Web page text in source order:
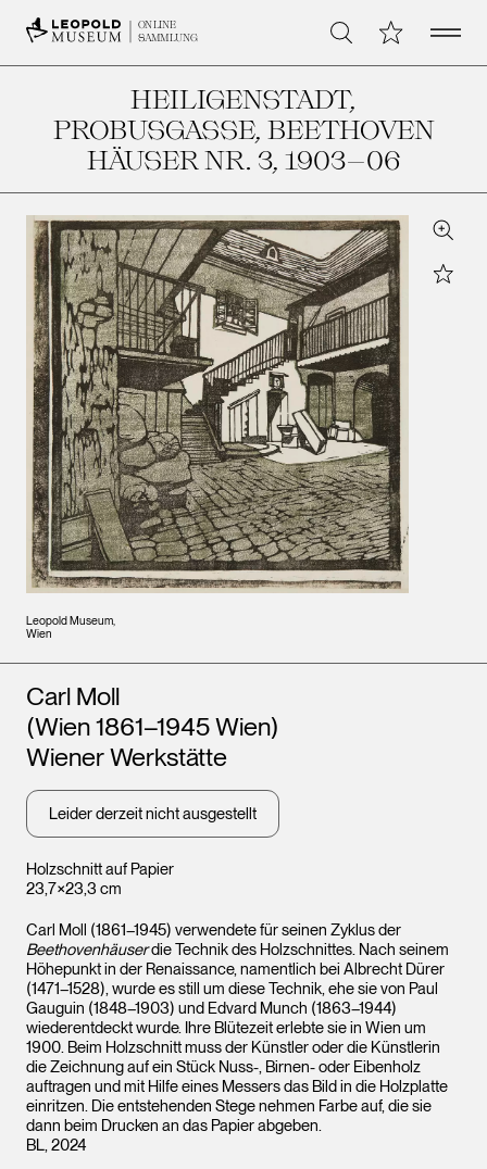
ONLINE
SAMMLUNG
Suche Meine Open
HEILIGENSTADT,
PROBUSGASSE, BEETHOVEN
HÄUSER NR. 3, 1903–06
Leopold Museum,
Wien
Zoom
Star
Holzschnitt auf Papier
23,7×23,3 cm
Künstler*innen
Carl Moll
(Wien 1861–1945 Wien)
Wiener Werkstätte
Leider derzeit nicht ausgestellt
Carl Moll (1861–1945) verwendete für seinen Zyklus der
Beethovenhäuserdie Technik des Holzschnittes. Nach seinem
Höhepunkt in der Renaissance, namentlich bei Albrecht Dürer
(1471–1528), wurde es still um diese Technik, ehe sie von Paul
Gauguin (1848–1903) und Edvard Munch (1863–1944)
wiederentdeckt wurde. Ihre Blütezeit erlebte sie in Wien um
1900. Beim Holzschnitt muss der Künstler oder die Künstlerin
die Zeichnung auf ein Stück Nuss-, Birnen- oder Eibenholz
auftragen und mit Hilfe eines Messers das Bild in die Holzplatte
einritzen. Die entstehenden Stege nehmen Farbe auf, die sie
dann beim Drucken an das Papier abgeben.
BL, 2024